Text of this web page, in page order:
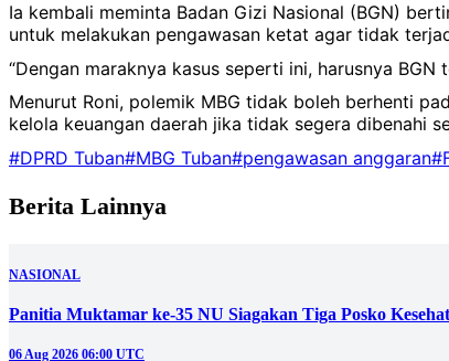
Ia kembali meminta Badan Gizi Nasional (BGN)
untuk melakukan pengawasan ketat agar tidak
“Dengan maraknya kasus seperti ini, harusnya
Menurut Roni, polemik MBG tidak boleh berhenti
kelola keuangan daerah jika tidak segera dibenahi
#DPRD Tuban#MBG Tuban#pengawasan anggaran
Berita Lainnya